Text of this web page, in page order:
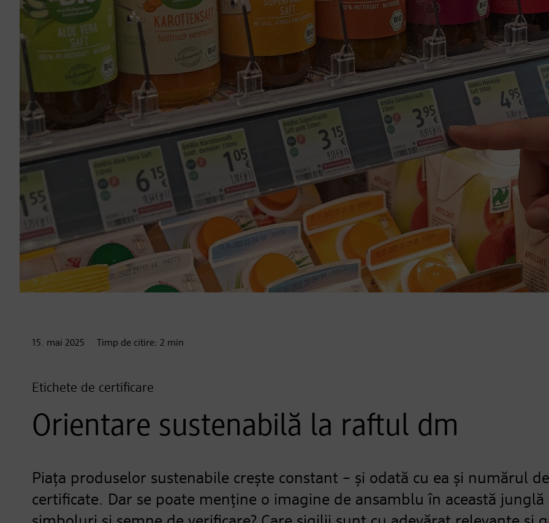
15. mai 2025 Timp de citire: 2 min
Etichete de certificare
Orientare sustenabilă la raftul dm
Piața produselor sustenabile crește constant – și odată cu ea și numărul
certificate. Dar se poate menține o imagine de ansamblu în această junglă